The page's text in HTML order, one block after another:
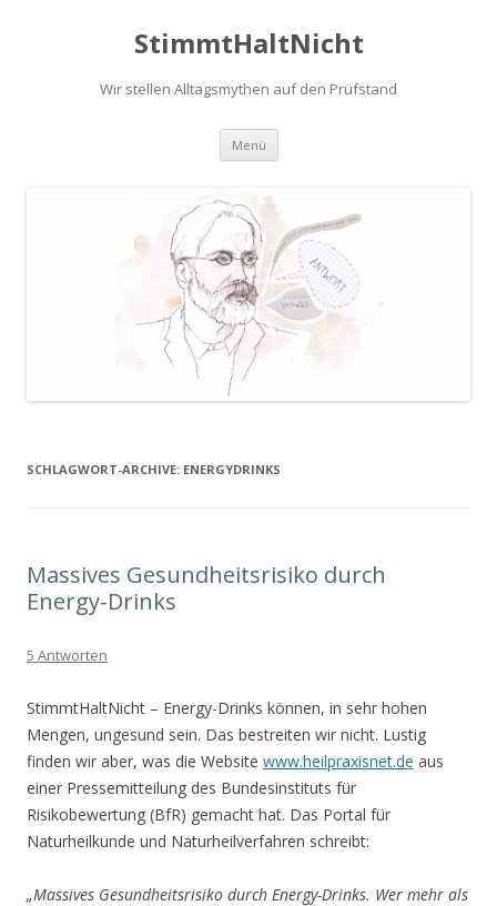
StimmtHaltNicht
Wir stellen Alltagsmythen auf den Prüfstand
Menü Zum
springen
SCHLAGWORT-ARCHIVE: ENERGYDRINKS
Massives Gesundheitsrisiko durch
Energy-Drinks
5 Antworten
StimmtHaltNicht – Energy-Drinks können, in sehr hohen
Mengen, ungesund sein. Das bestreiten wir nicht. Lustig
finden wir aber, was die Website www.heilpraxisnet.de aus
einer Pressemitteilung des Bundesinstituts für
Risikobewertung (BfR) gemacht hat. Das Portal für
Naturheilkunde und Naturheilverfahren schreibt:
„Massives Gesundheitsrisiko durch Energy-Drinks. Wer mehr als